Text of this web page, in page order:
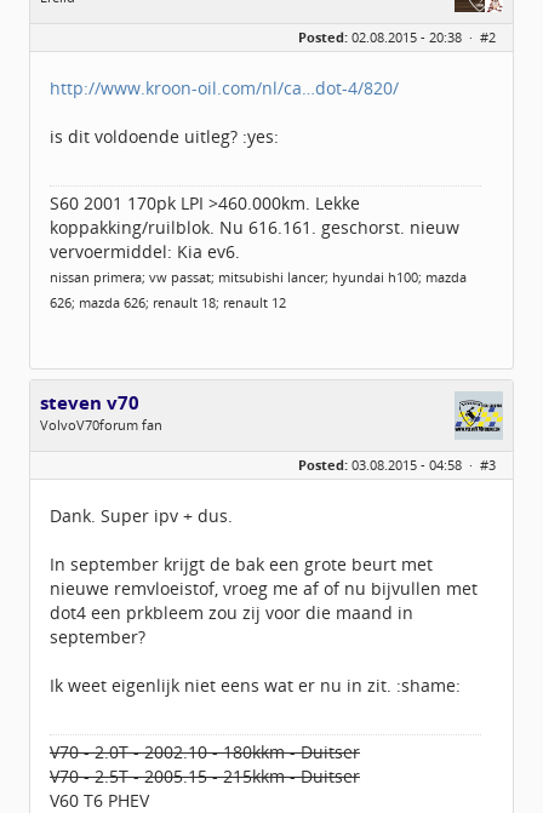
Leeftijd:
64
Geregistreerd:07 / 2014
Posted: 02.08.2015 - 20:38 · #2
http://www.kroon-oil.com/nl/ca…dot-4/820/
is dit voldoende uitleg? :yes:
S60 2001 170pk LPI >460.000km. Lekke
koppakking/ruilblok. Nu 616.161. geschorst. nieuw
vervoermiddel: Kia ev6.
nissan primera; vw passat; mitsubishi lancer; hyundai h100; mazda
626; mazda 626; renault 18; renault 12
steven v70
VolvoV70forum fan
Geslacht:
n/a
Berichten:
444
Posted: 03.08.2015 - 04:58 · #3
Dank. Super ipv + dus.
In september krijgt de bak een grote beurt met
nieuwe remvloeistof, vroeg me af of nu bijvullen met
dot4 een prkbleem zou zij voor die maand in
september?
Ik weet eigenlijk niet eens wat er nu in zit. :shame:
V70 - 2.0T - 2002.10 - 180kkm - Duitser
V70 - 2.5T - 2005.15 - 215kkm - Duitser
V60 T6 PHEV